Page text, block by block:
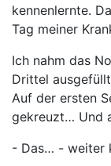
kennenlernte.
Tag meiner
Ich nahm das
Drittel
Auf der ersten
gekreuzt… Und
- Das… - weiter